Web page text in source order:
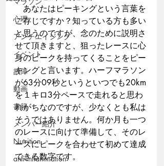
心理
アンチエイジング
イベント
故障
動画
書籍
メンバー紹介
Nutrition
anti-inflammation
あなたはピーキングという言葉を
ご存じですか？知っている方も多い
と思うのですが、念のために説明さ
せて頂きますと、狙ったレースに心
身のピークを持ってくることをピー
キングと言います。ハーフマラソン
が63分09秒というといつでも20km
を１キロ3分ペースで走れると思わ
れがちなのですが、少なくとも私は
そうではありません。何か月も一つ
のレースに向けて準備して、そのレ
ースにピークを合わせて初めて達成
できる数字です。